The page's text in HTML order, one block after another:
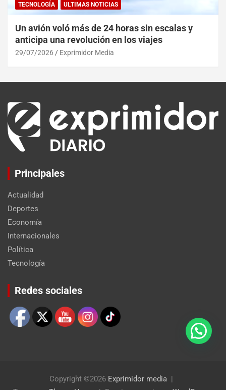
TECNOLOGÍA
ULTIMAS NOTICIAS
Un avión voló más de 24 horas sin escalas y
anticipa una revolución en los viajes
29/07/2026 Exprimidor Media
Principales
Actualidad
Deportes
Economía
Internacionales
Política
Tecnología
Redes sociales
Copyright ©2026 Exprimidor media